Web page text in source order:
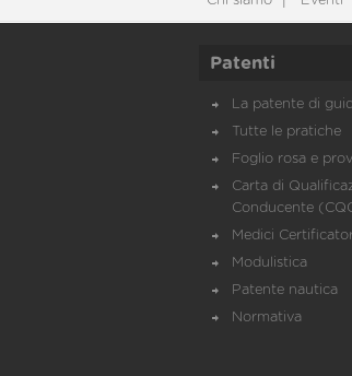
Patenti
La patente di
Tutte le pratiche
Foglio rosa e
Carta di
Conducente
Medici
Modulistica
Patente nautica
Normativa